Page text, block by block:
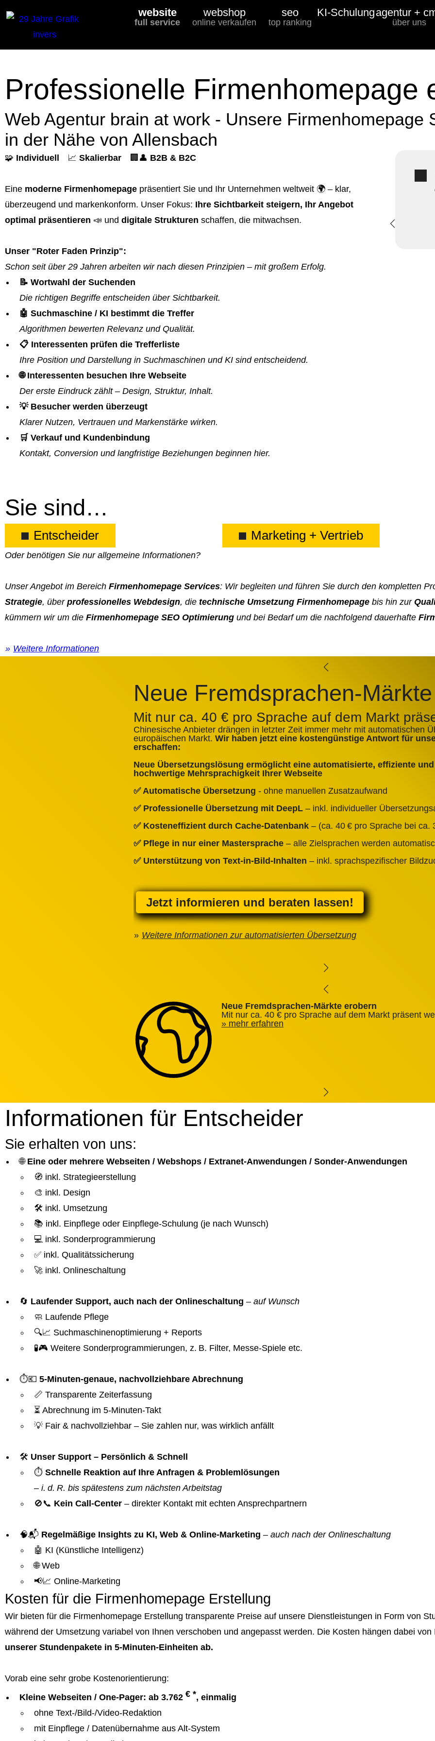
website
full service
webshop
online verkaufen
seo
top ranking
KI-Schulungagentur +
über uns
Professionelle Firmenhomepage
Web Agentur brain at work - Unsere Firmenhomepage
in der Nähe von Allensbach
🧩 Individuell 📈 Skalierbar 🏢👤 B2B & B2C
Eine moderne Firmenhomepage präsentiert Sie und Ihr Unternehmen weltweit 🌍 – klar,
überzeugend und markenkonform. Unser Fokus: Ihre Sichtbarkeit steigern, Ihr Angebot
optimal präsentieren 📣 und digitale Strukturen schaffen, die mitwachsen.
Unser "Roter Faden Prinzip":
Schon seit über 29 Jahren arbeiten wir nach diesen Prinzipien – mit großem Erfolg.
📝 Wortwahl der Suchenden
Die richtigen Begriffe entscheiden über Sichtbarkeit.
🤖 Suchmaschine / KI bestimmt die Treffer
Algorithmen bewerten Relevanz und Qualität.
📋 Interessenten prüfen die Trefferliste
Ihre Position und Darstellung in Suchmaschinen und KI sind entscheidend.
🌐 Interessenten besuchen Ihre Webseite
Der erste Eindruck zählt – Design, Struktur, Inhalt.
💡 Besucher werden überzeugt
Klarer Nutzen, Vertrauen und Markenstärke wirken.
🛒 Verkauf und Kundenbindung
Kontakt, Conversion und langfristige Beziehungen beginnen hier.
Sie sind…
Entscheider Marketing + Vertrieb
Oder benötigen Sie nur allgemeine Informationen?
Unser Angebot im Bereich Firmenhomepage Services: Wir begleiten und führen Sie durch den kompletten
Strategie, überprofessionelles Webdesign, die technische Umsetzung Firmenhomepage bis hin zur
kümmern wir um die Firmenhomepage SEO Optimierung und bei Bedarf um die nachfolgend dauerhafte
Weitere Informationen
Neue Fremdsprachen-
Mit nur ca. 40 € pro Sprache auf dem Markt
Chinesische Anbieter drängen in letzter Zeit immer mehr mit automatischen
europäischen Markt. Wir haben jetzt eine kostengünstige Antwort für
erschaffen:
Neue Übersetzungslösung ermöglicht eine automatisierte, effiziente
hochwertige Mehrsprachigkeit Ihrer Webseite
✅ Automatische Übersetzung - ohne manuellen Zusatzaufwand
✅ Professionelle Übersetzung mit DeepL– inkl. individueller
✅ Kosteneffizient durch Cache‑Datenbank– (ca. 40 € pro Sprache bei ca.
✅ Pflege in nur einer Mastersprache– alle Zielsprachen werden
✅ Unterstützung von Text‑in‑Bild‑Inhalten – inkl. sprachspezifischer
Jetzt informieren und beraten lassen!
Weitere Informationen zur automatisierten Übersetzung
Neue Fremdsprachen-Märkte erobern
Mit nur ca. 40 € pro Sprache auf dem Markt präsent
mehr erfahren
Informationen für Entscheider
Sie erhalten von uns:
🌐 Eine oder mehrere Webseiten / Webshops / Extranet-Anwendungen / Sonder-Anwendungen
🧭 inkl. Strategieerstellung
🎨 inkl. Design
🛠️ inkl. Umsetzung
📚 inkl. Einpflege oder Einpflege-Schulung (je nach Wunsch)
💻 inkl. Sonderprogrammierung
✅ inkl. Qualitätssicherung
🚀 inkl. Onlineschaltung
🔄 Laufender Support, auch nach der Onlineschaltung – auf Wunsch
🧼 Laufende Pflege
🔍📈 Suchmaschinenoptimierung + Reports
🧪🎮 Weitere Sonderprogrammierungen, z. B. Filter, Messe-Spiele etc.
⏱️💶 5-Minuten-genaue, nachvollziehbare Abrechnung
📏 Transparente Zeiterfassung
⏳ Abrechnung im 5-Minuten-Takt
💡 Fair & nachvollziehbar – Sie zahlen nur, was wirklich anfällt
🛠️ Unser Support – Persönlich & Schnell
⏱️ Schnelle Reaktion auf Ihre Anfragen & Problemlösungen
– i. d. R. bis spätestens zum nächsten Arbeitstag
🚫📞 Kein Call-Center – direkter Kontakt mit echten Ansprechpartnern
🧠📬 Regelmäßige Insights zu KI, Web & Online-Marketing – auch nach der Onlineschaltung
🤖 KI (Künstliche Intelligenz)
🌐 Web
📢📈 Online-Marketing
Kosten für die Firmenhomepage Erstellung
Wir bieten für die Firmenhomepage Erstellung transparente Preise auf unsere Dienstleistungen in Form von
während der Umsetzung variabel von Ihnen verschoben und angepasst werden. Die Kosten hängen dabei von
unserer Stundenpakete in 5-Minuten-Einheiten ab.
Vorab eine sehr grobe Kostenorientierung:
Kleine Webseiten / One-Pager: ab 3.762 € *, einmalig
ohne Text-/Bild-/Video-Redaktion
mit Einpflege / Datenübernahme aus Alt-System